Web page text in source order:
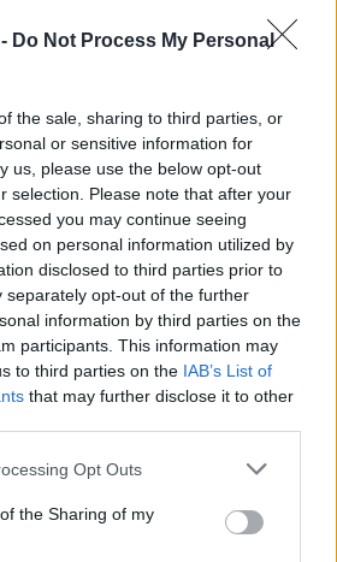
Do Not Process My Personal
the sale, sharing to third parties, or
or sensitive information for
us, please use the below opt-out
selection. Please note that after your
you may continue seeing
on personal information utilized by
disclosed to third parties prior to
separately opt-out of the further
information by third parties on the
participants. This information may
to third parties on the IAB’s List of
that may further disclose it to other
Opt Outs
the Sharing of my
2026 08:03
την εβδομάδα